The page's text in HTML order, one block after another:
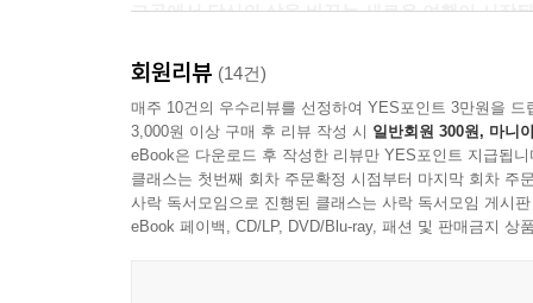
그곳에서 당신의 삶을 바꾸는 새로운 여행이 시작
않고 평범하게 일상을 보내고 있던 에바. 그녀는
모습을 받아들여야 한다는 사실을 깨닫게 된다
되돌아보게 하는 계기를 마련해 줄 것이다.
당신이 떠나고 나서야 당신의 비밀을 알았습니다.
독일에서 태어났지만 프랑스에서 문학 강사 생
회원리뷰 (14건)
매주 10건의 우수리뷰를 선정하여 YES포인트 3만원을 드
3,000원 이상 구매 후 리뷰 작성 시 일반회원 300원, 마니
eBook은 다운로드 후 작성한 리뷰만 YES포인트 지급됩니
클래스는 첫번째 회차 주문확정 시점부터 마지막 회차 주
사락 독서모임으로 진행된 클래스는 사락 독서모임 게시
eBook 페이백, CD/LP, DVD/Blu-ray, 패션 및 판매금지 상